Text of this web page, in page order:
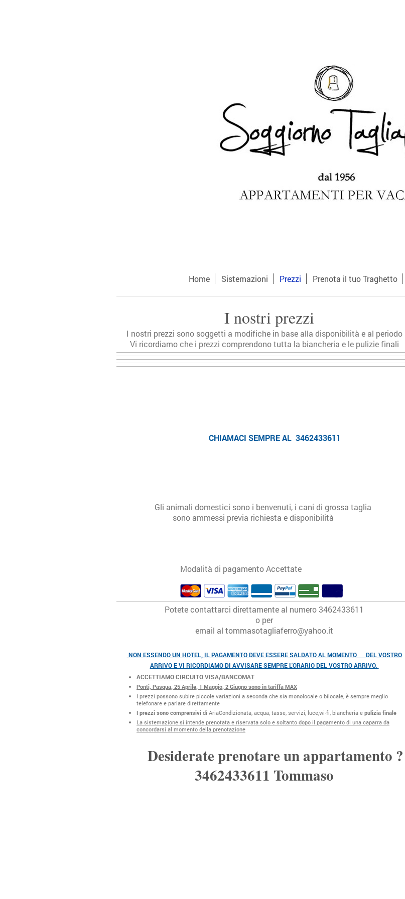
Home Sistemazioni Prezzi Prenota il tuo Traghetto
I nostri prezzi
I nostri prezzi sono soggetti a modifiche in base alla disponibilità e al periodo
Vi ricordiamo che i prezzi comprendono tutta la biancheria e le pulizie finali
CHIAMACI SEMPRE AL 3462433611
Gli animali domestici sono i benvenuti, i cani di grossa taglia
sono ammessi previa richiesta e disponibilità
Modalità di pagamento Accettate
Potete contattarci direttamente al numero 3462433611
o per
email al tommasotagliaferro@yahoo.it
NON ESSENDO UN HOTEL, IL PAGAMENTO DEVE ESSERE SALDATO AL MOMENTO DEL VOSTRO
ARRIVO E VI RICORDIAMO DI AVVISARE SEMPRE L'ORARIO DEL VOSTRO ARRIVO.
ACCETTIAMO CIRCUITO VISA/BANCOMAT
Ponti, Pasqua, 25 Aprile, 1 Maggio, 2 Giugno sono in tariffa MAX
I prezzi possono subire piccole variazioni a seconda che sia monolocale o bilocale, è sempre meglio
telefonare e parlare direttamente
I prezzi sono comprensivi di AriaCondizionata, acqua, tasse, servizi, luce,wi-fi, biancheria e pulizia finale
La sistemazione si intende prenotata e riservata solo e soltanto dopo il pagamento di una caparra da
concordarsi al momento della prenotazione
Desiderate prenotare un appartamento ?
3462433611 Tommaso